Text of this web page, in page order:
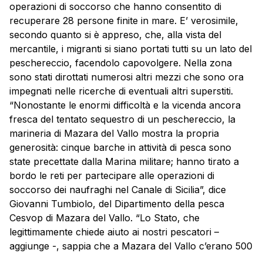
operazioni di soccorso che hanno consentito di
recuperare 28 persone finite in mare. E’ verosimile,
secondo quanto si è appreso, che, alla vista del
mercantile, i migranti si siano portati tutti su un lato del
peschereccio, facendolo capovolgere. Nella zona
sono stati dirottati numerosi altri mezzi che sono ora
impegnati nelle ricerche di eventuali altri superstiti.
“Nonostante le enormi difficoltà e la vicenda ancora
fresca del tentato sequestro di un peschereccio, la
marineria di Mazara del Vallo mostra la propria
generosità: cinque barche in attività di pesca sono
state precettate dalla Marina militare; hanno tirato a
bordo le reti per partecipare alle operazioni di
soccorso dei naufraghi nel Canale di Sicilia”, dice
Giovanni Tumbiolo, del Dipartimento della pesca
Cesvop di Mazara del Vallo. “Lo Stato, che
legittimamente chiede aiuto ai nostri pescatori –
aggiunge -, sappia che a Mazara del Vallo c’erano 500